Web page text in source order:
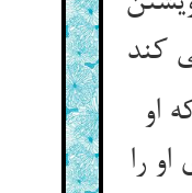
کند
او
را